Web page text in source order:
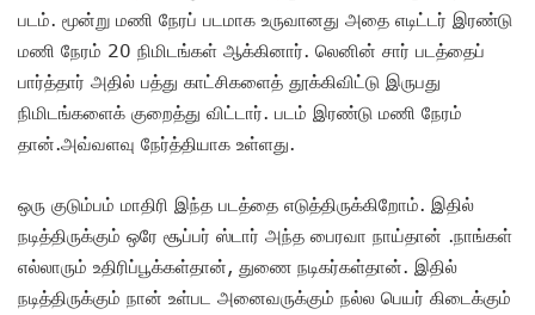
படம். மூன்று மணி நேரப் படமாக உருவானது அதை எடிட்டர் இரண்டு
மணி நேரம் 20 நிமிடங்கள் ஆக்கினார். லெனின் சார் படத்தைப்
பார்த்தார் அதில் பத்து காட்சிகளைத் தூக்கிவிட்டு இருபது
நிமிடங்களைக் குறைத்து விட்டார். படம் இரண்டு மணி நேரம்
தான்.அவ்வளவு நேர்த்தியாக உள்ளது.
ஒரு குடும்பம் மாதிரி இந்த படத்தை எடுத்திருக்கிறோம். இதில்
நடித்திருக்கும் ஒரே சூப்பர் ஸ்டார் அந்த பைரவா நாய்தான் .நாங்கள்
எல்லாரும் உதிரிப்பூக்கள்தான், துணை நடிகர்கள்தான். இதில்
நடித்திருக்கும் நான் உள்பட அனைவருக்கும் நல்ல பெயர் கிடைக்கும்